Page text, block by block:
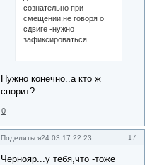
сознательно при
смещении,не говоря о
сдвиге -нужно
зафиксироваться.
Нужно конечно..а кто ж
спорит?
0
Поделиться 17
24.03.17 22:23
Чернояр...у тебя,что -тоже